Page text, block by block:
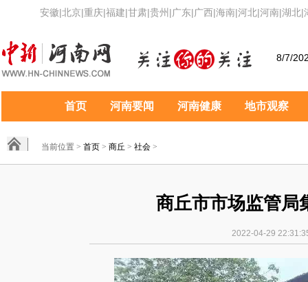
安徽|北京|重庆|福建|甘肃|贵州 |广东|广西|海南|河北|河南|湖北|
8/7/
首页 河南要闻 河南健康 地市观察
当前位置 > 首页 > 商丘 > 社会 >
商丘市市场监管局
2022-04-29